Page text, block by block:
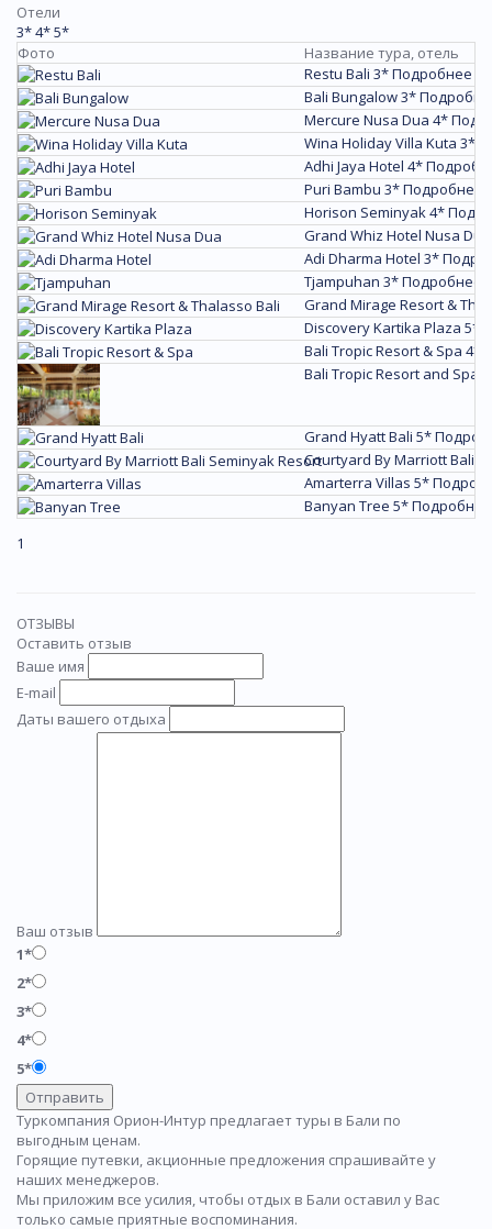
Отели
3*4*5*
Фото
Название тура, отель
Restu Bali 3*Подробнее
Bali Bungalow 3*
Mercure Nusa Dua 4*
Wina Holiday Villa Kuta 3*
Adhi Jaya Hotel 4*
Puri Bambu 3*Подробнее
Horison Seminyak 4*
Grand Whiz Hotel Nusa
Adi Dharma Hotel 3*
Tjampuhan 3*Подробнее
Grand Mirage Resort &
Discovery Kartika Plaza 5*
Bali Tropic Resort & Spa 4*
Bali Tropic Resort and Spa
Grand Hyatt Bali 5*
Courtyard By Marriott Bali
Amarterra Villas 5*
Banyan Tree 5*Подробнее
1
ОТЗЫВЫ
Оставить отзыв
Ваше имя
E-mail
Даты вашего отдыха
Ваш отзыв
1*
2*
3*
4*
5*
Отправить
Туркомпания Орион-Интур предлагает туры в Бали по
выгодным ценам.
Горящие путевки, акционные предложения спрашивайте у
наших менеджеров.
Мы приложим все усилия, чтобы отдых в Бали оставил у Вас
только самые приятные воспоминания.